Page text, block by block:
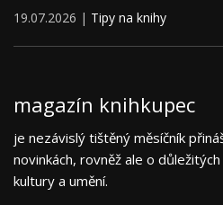
19.07.2026 | Tipy na knihy
magazín knihkupec
je nezávislý tištěný měsíčník
novinkách, rovněž ale o
kultury a umění.